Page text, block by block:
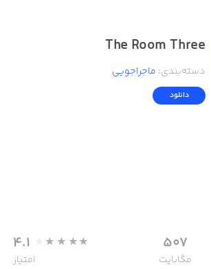
The Room Three
دسته‌بندی: ماجراجویی
دانلود
507
مگابایت
4.1
امتیاز